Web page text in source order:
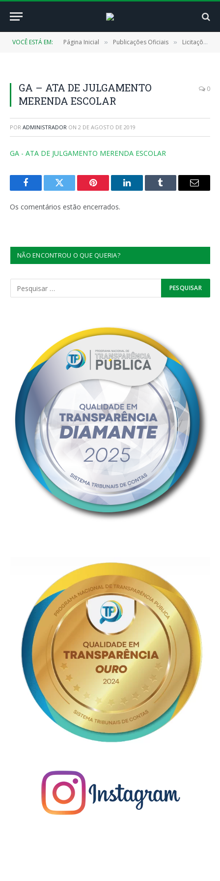
VOCÊ ESTÁ EM: Página Inicial » Publicações Oficiais » Licitações
GA – ATA DE JULGAMENTO
MERENDA ESCOLAR
0
POR ADMINISTRADOR ON 2 DE AGOSTO DE 2019
GA - ATA DE JULGAMENTO MERENDA ESCOLAR
FacebookTwitter Pinterest LinkedInTumblr
E-
Os comentários estão encerrados.
NÃO ENCONTROU O QUE QUERIA?